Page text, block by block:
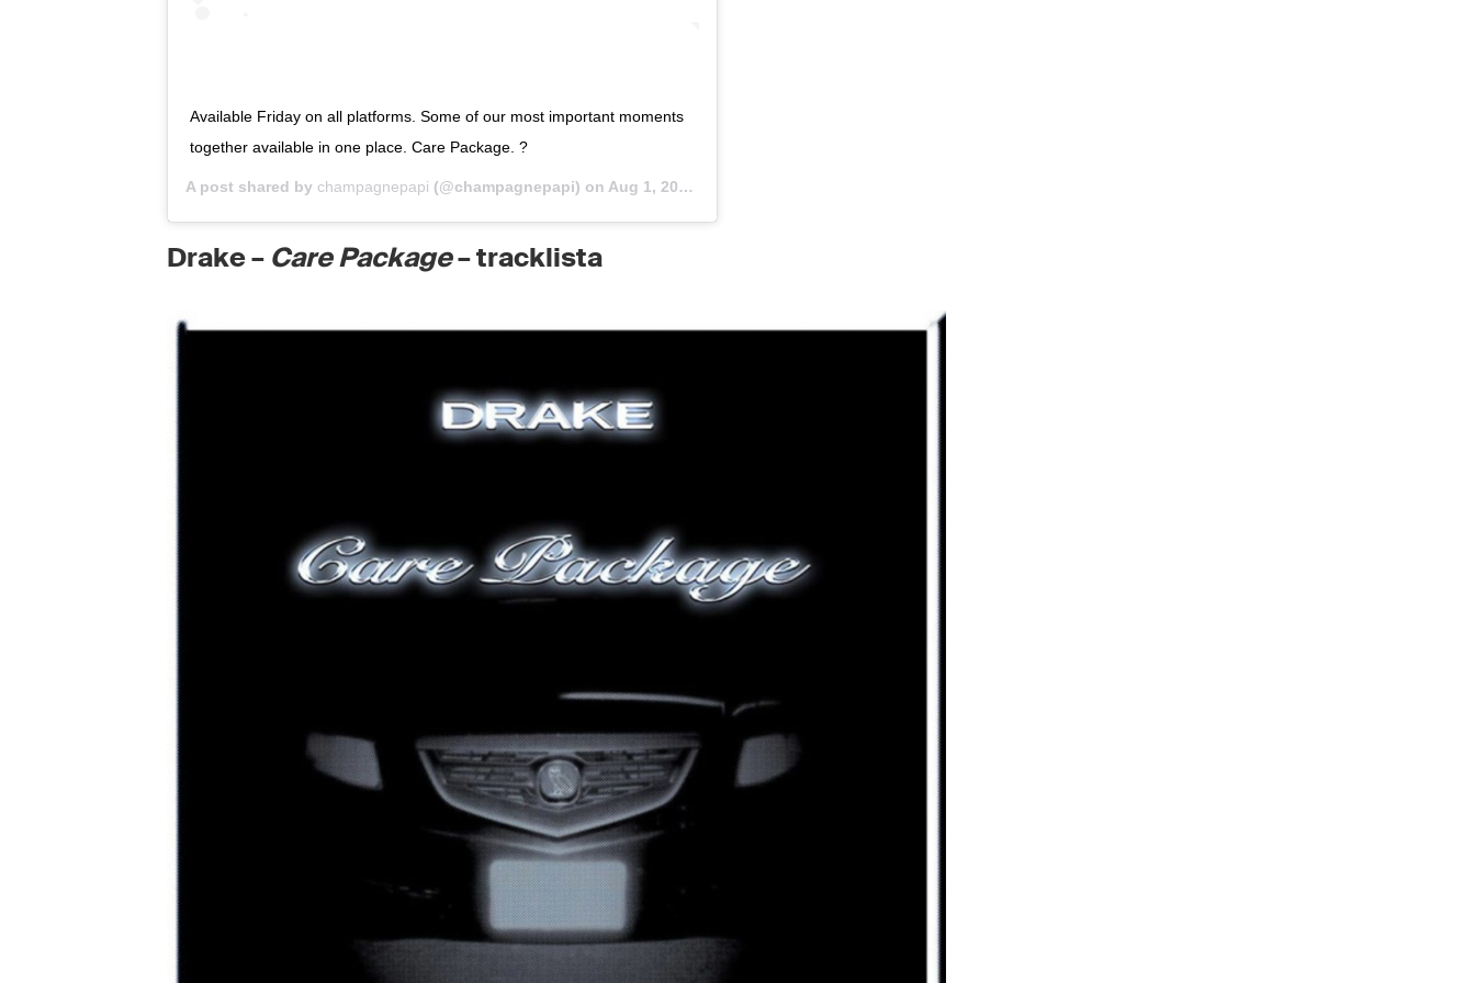
Available Friday on all platforms. Some of our most important moments
together available in one place. Care Package. ?
A post shared by champagnepapi (@champagnepapi) on Aug 1, 2019 at 2:06pm PDT
Drake – Care Package– tracklista